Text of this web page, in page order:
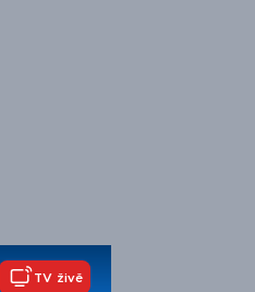
TV živě